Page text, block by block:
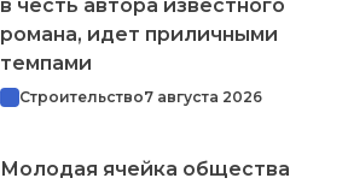
в честь автора известного
романа, идет приличными
темпами
Строительство7 августа 2026
Молодая ячейка общества